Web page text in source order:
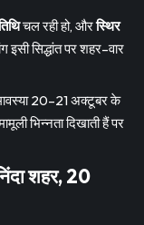
चल रही हो, औरस्थिर
सिद्धांत पर शहर–वार
20–21 अक्टूबर के
भिन्नता दिखाती हैं पर
शहर, 20